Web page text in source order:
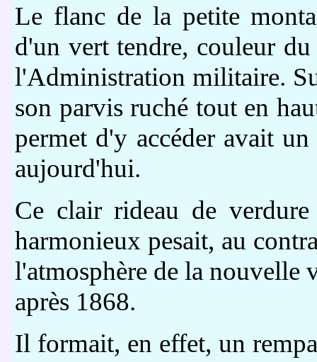
Le flanc de la petite
d'un vert tendre, couleur
l'Administration militaire.
son parvis ruché tout en
permet d'y accéder avait
aujourd'hui.
Ce clair rideau de
harmonieux pesait, au
l'atmosphère de la nouvelle
après 1868.
Il formait, en effet, un